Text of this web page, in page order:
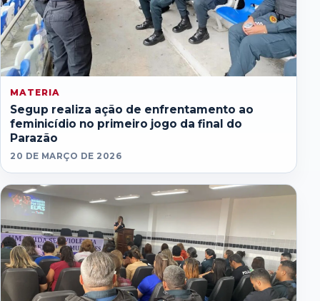
MATERIA
Segup realiza ação de enfrentamento ao
feminicídio no primeiro jogo da final do
Parazão
20 DE MARÇO DE 2026